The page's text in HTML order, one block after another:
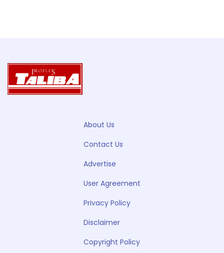
About Us
Contact Us
Advertise
User Agreement
Privacy Policy
Disclaimer
Copyright Policy